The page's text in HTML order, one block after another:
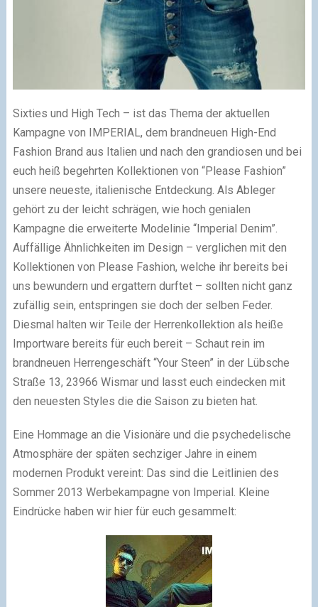
Sixties und High Tech – ist das Thema der aktuellen
Kampagne von IMPERIAL, dem brandneuen High-End
Fashion Brand aus Italien und nach den grandiosen und bei
euch heiß begehrten Kollektionen von “Please Fashion”
unsere neueste, italienische Entdeckung. Als Ableger
gehört zu der leicht schrägen, wie hoch genialen
Kampagne die erweiterte Modelinie “Imperial Denim”.
Auffällige Ähnlichkeiten im Design – verglichen mit den
Kollektionen von Please Fashion, welche ihr bereits bei
uns bewundern und ergattern durftet – sollten nicht ganz
zufällig sein, entspringen sie doch der selben Feder.
Diesmal halten wir Teile der Herrenkollektion als heiße
Importware bereits für euch bereit – Schaut rein im
brandneuen Herrengeschäft “Your Steen” in der Lübsche
Straße 13, 23966 Wismar und lasst euch eindecken mit
den neuesten Styles die die Saison zu bieten hat.
Eine Hommage an die Visionäre und die psychedelische
Atmosphäre der späten sechziger Jahre in einem
modernen Produkt vereint: Das sind die Leitlinien des
Sommer 2013 Werbekampagne von Imperial. Kleine
Eindrücke haben wir hier für euch gesammelt: